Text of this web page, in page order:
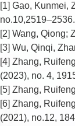
[1] Gao, Kunmei,
no.10,2519–2536.
[2] Wang, Qiong;
[3] Wu, Qinqi,
[4] Zhang,
(2023), no. 4,
[5] Zhang,
[6] Zhang,
(2021), no.12,